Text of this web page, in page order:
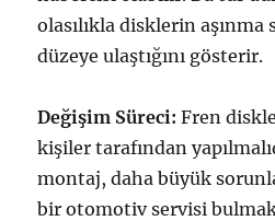
olasılıkla disklerin
düzeye ulaştığını gösterir.
Değişim Süreci: Fren
kişiler tarafından
montaj, daha büyük
bir otomotiv servisi